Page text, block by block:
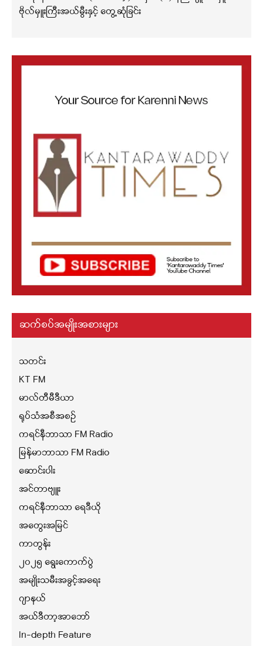
ဗိုလ်မှူးကြီးအယ်မွီးနှင့် တွေ့ဆုံခြင်း
ဆက်စပ်အမျိုးအစားများ
သတင်း
KT FM
မာလ်တီမီဒီယာ
ရုပ်သံအစီအစဉ်
ကရင်နီဘာသာ FM Radio
မြန်မာဘာသာ FM Radio
ဆောင်းပါး
အင်တာဗျူး
ကရင်နီဘာသာ ရေဒီယို
အတွေးအမြင်
ကာတွန်း
၂၀၂၅ ရွေးကောက်ပွဲ
အမျိုးသမီးအခွင့်အရေး
ဂျာနယ်
အယ်ဒီတာ့အာဘော်
In-depth Feature